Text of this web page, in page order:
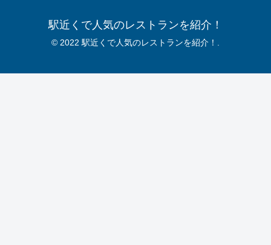
駅近くで人気のレストランを紹介！
© 2022 駅近くで人気のレストランを紹介！.